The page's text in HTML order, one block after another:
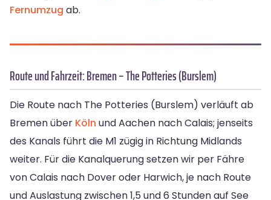
Fernumzug ab.
Route und Fahrzeit: Bremen – The Potteries (Burslem)
Die Route nach The Potteries (Burslem) verläuft ab
Bremen über Köln und Aachen nach Calais; jenseits
des Kanals führt die M1 zügig in Richtung Midlands
weiter. Für die Kanalquerung setzen wir per Fähre
von Calais nach Dover oder Harwich, je nach Route
und Auslastung zwischen 1,5 und 6 Stunden auf See